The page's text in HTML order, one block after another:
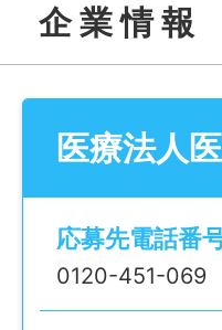
雇用形態
正社員
経験
不問
年齢制限
不問
企 業 情 報
医療法人
応募先電話番
0120-451-069